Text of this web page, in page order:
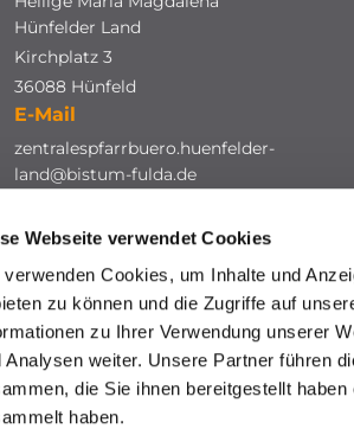
Webseite verwendet Cookies
verwenden Cookies, um Inhalte und
zu können und die Zugriffe auf
zu Ihrer Verwendung unserer
Analysen weiter. Unsere Partner führen
die Sie ihnen bereitgestellt
haben.
Hünfelder Land
Kirchplatz 3
36088 Hünfeld
E-Mail
zentralespfarrbuero.huenfelder-
land@bistum-fulda.de